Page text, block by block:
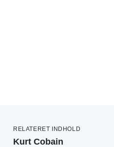
RELATERET INDHOLD
Kurt Cobain